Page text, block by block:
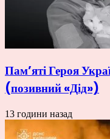
Пам’яті Героя
(позивний «Дід»)
13 години назад